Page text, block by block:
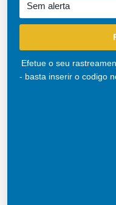
Efetue o seu
- basta inserir o codigo